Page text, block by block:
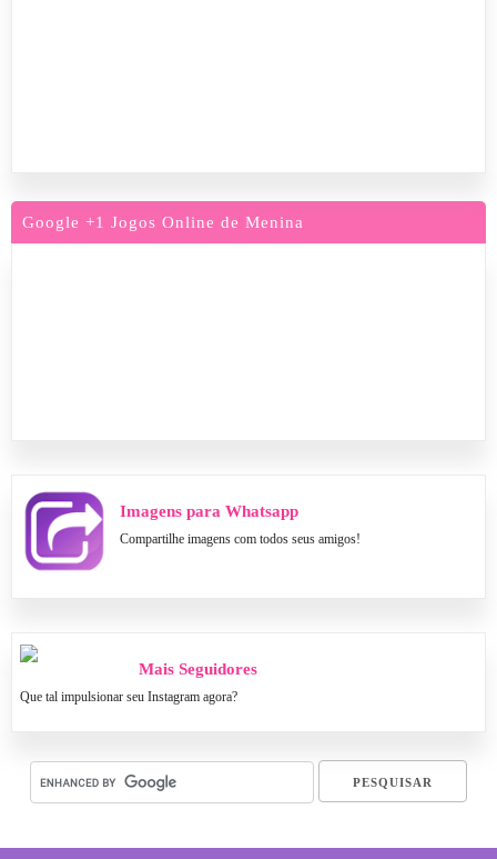
Google +1 Jogos Online de Menina
Imagens para Whatsapp
Compartilhe imagens com todos seus amigos!
Mais Seguidores
Que tal impulsionar seu Instagram agora?